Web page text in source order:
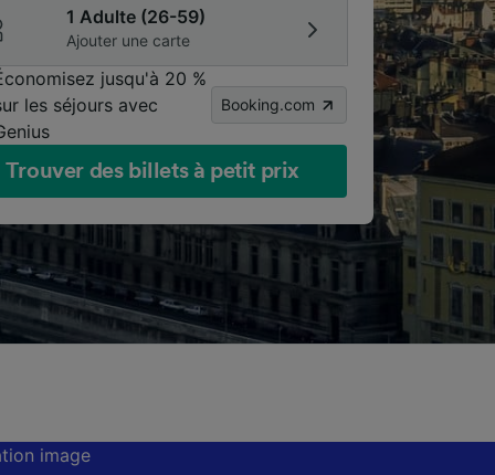
1 Adulte (26-59)
Ajouter une carte
jusqu'à 20 %
les séjours avec
Booking.com
Trouver des billets à petit prix